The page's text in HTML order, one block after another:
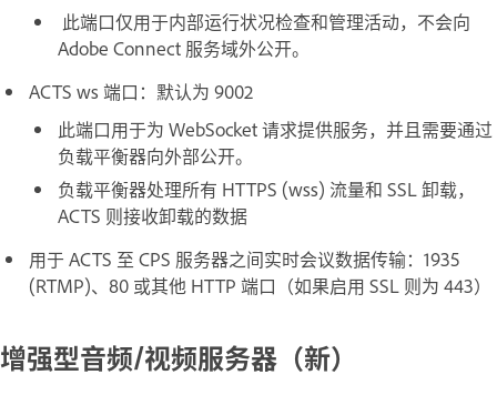
此端口仅用于内部运行状况检查和管理活动，不会向
Adobe Connect 服务域外公开。
ACTS ws 端口：默认为 9002
此端口用于为 WebSocket 请求提供服务，并且需要通过
负载平衡器向外部公开。
负载平衡器处理所有 HTTPS (wss) 流量和 SSL 卸载，
ACTS 则接收卸载的数据
用于 ACTS 至 CPS 服务器之间实时会议数据传输：1935
(RTMP)、80 或其他 HTTP 端口（如果启用 SSL 则为 443）
增强型音频/视频服务器（新）